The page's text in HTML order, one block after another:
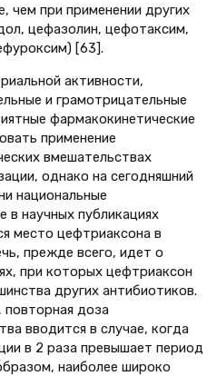
чем при применении других
цефазолин, цефотаксим,
[63].
активности,
и грамотрицательные
фармакокинетические
применение
вмешательствах
однако на сегодняшний
национальные
в научных публикациях
место цефтриаксона в
прежде всего, идет о
при которых цефтриаксон
других антибиотиков.
доза
вводится в случае, когда
в 2 раза превышает период
наиболее широко